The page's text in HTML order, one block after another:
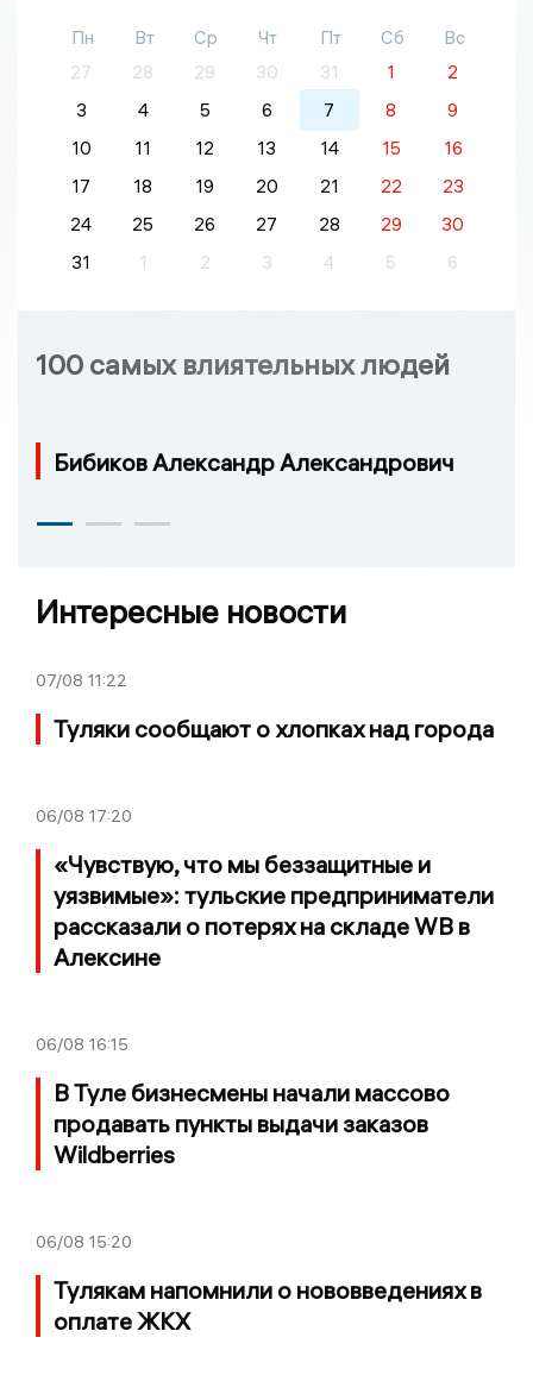
Пн Вт Ср Чт Пт Сб
Вс
27
28 29 30 31 1
2
3
4 5 6 7 8
9
10
11 12 13 14 15
16
17
18 19 20 21 22
23
24
25 26 27 28 29
30
31
1 2 3 4 5 6
100 самых влиятельных людей
Бибиков Александр Александрович
Интересные новости
07/08 11:22
Туляки сообщают о хлопках над города
06/08 17:20
«Чувствую, что мы беззащитные и
уязвимые»: тульские предприниматели
рассказали о потерях на складе WB в
Алексине
06/08 16:15
В Туле бизнесмены начали массово
продавать пункты выдачи заказов
Wildberries
06/08 15:20
Тулякам напомнили о нововведениях в
оплате ЖКХ